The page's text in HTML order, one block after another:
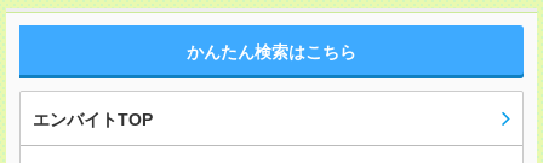
かんたん検索はこちら
エンバイトTOP